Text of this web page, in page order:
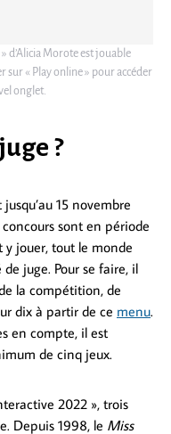
d’Alicia Morote est jouable
« Play online » pour accéder
onglet.
?
15 novembre
sont en période
y jouer, tout le monde
juge. Pour se faire, il
la compétition, de
dix à partir de ce menu.
en compte, il est
de cinq jeux.
2022 », trois
Depuis 1998, le Miss